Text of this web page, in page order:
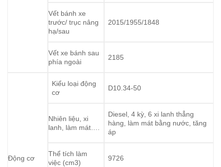
Vết bánh xe
trước/ trục nâng
hạ/sau
2015/1955/1848
Vết xe bánh sau
phía ngoài
2185
Động cơ
Kiểu loại động
cơ
D10.34-50
Nhiên liệu, xi
lanh, làm mát….
Diesel, 4 kỳ, 6 xi lanh thẳng
hàng, làm mát bằng nước, tăng
áp
Thể tích làm
việc (cm3)
9726